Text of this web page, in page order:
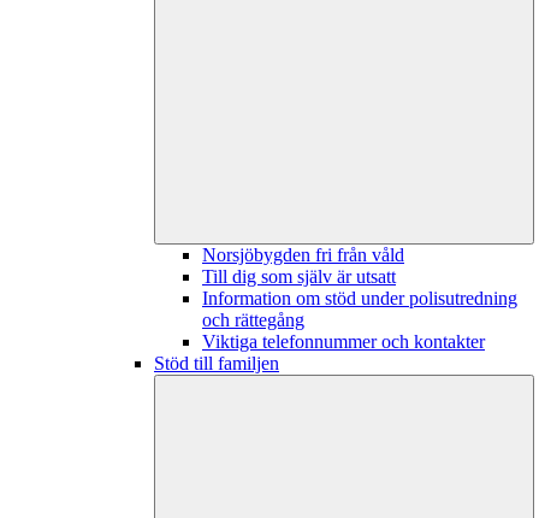
Norsjöbygden fri från våld
Till dig som själv är utsatt
Information om stöd under polisutredning
och rättegång
Viktiga telefonnummer och kontakter
Stöd till familjen